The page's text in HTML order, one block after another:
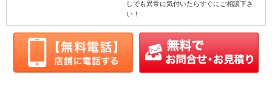
しでも異常に気付いたらすぐにご相談下さ
い！